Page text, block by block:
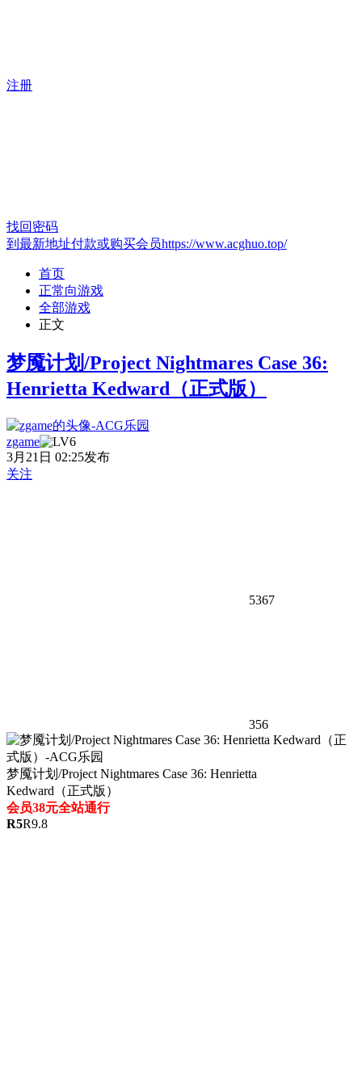
注册
找回密码
到最新地址付款或购买会员https://www.acghuo.top/
首页
正常向游戏
全部游戏
正文
梦魇计划/Project Nightmares Case 36:
Henrietta Kedward（正式版）
zgame
3月21日 02:25发布
关注
5367
356
梦魇计划/Project Nightmares Case 36: Henrietta
Kedward（正式版）
会员38元全站通行
R5R9.8